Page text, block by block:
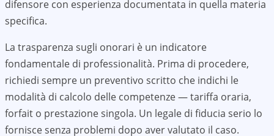
difensore con esperienza documentata in quella materia
specifica.
La trasparenza sugli onorari è un indicatore
fondamentale di professionalità. Prima di procedere,
richiedi sempre un preventivo scritto che indichi le
modalità di calcolo delle competenze — tariffa oraria,
forfait o prestazione singola. Un legale di fiducia serio lo
fornisce senza problemi dopo aver valutato il caso.